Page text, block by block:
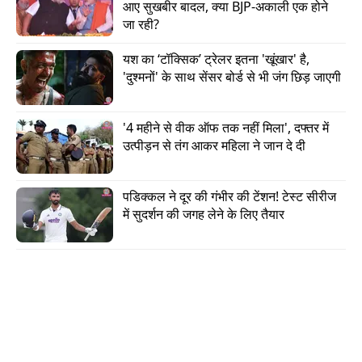
वीडियो: Iron Dome नहीं, Israel के इस सिस्टम ने
Iran की मिसाइलों को रोका
आए सुखबीर बादल, क्या BJP-अकाली एक होने
जा रही?
यश का ‘टॉक्सिक’ ट्रेलर इतना 'खूंखार' है,
'दुश्मनों' के साथ सेंसर बोर्ड से भी जंग छिड़ जाएगी
'4 महीने से वीक ऑफ तक नहीं मिला', दफ्तर में
उत्पीड़न से तंग आकर महिला ने जान दे दी
पडिक्कल ने दूर की गंभीर की टेंशन! टेस्ट सीरीज
में सुदर्शन की जगह लेने के लिए तैयार